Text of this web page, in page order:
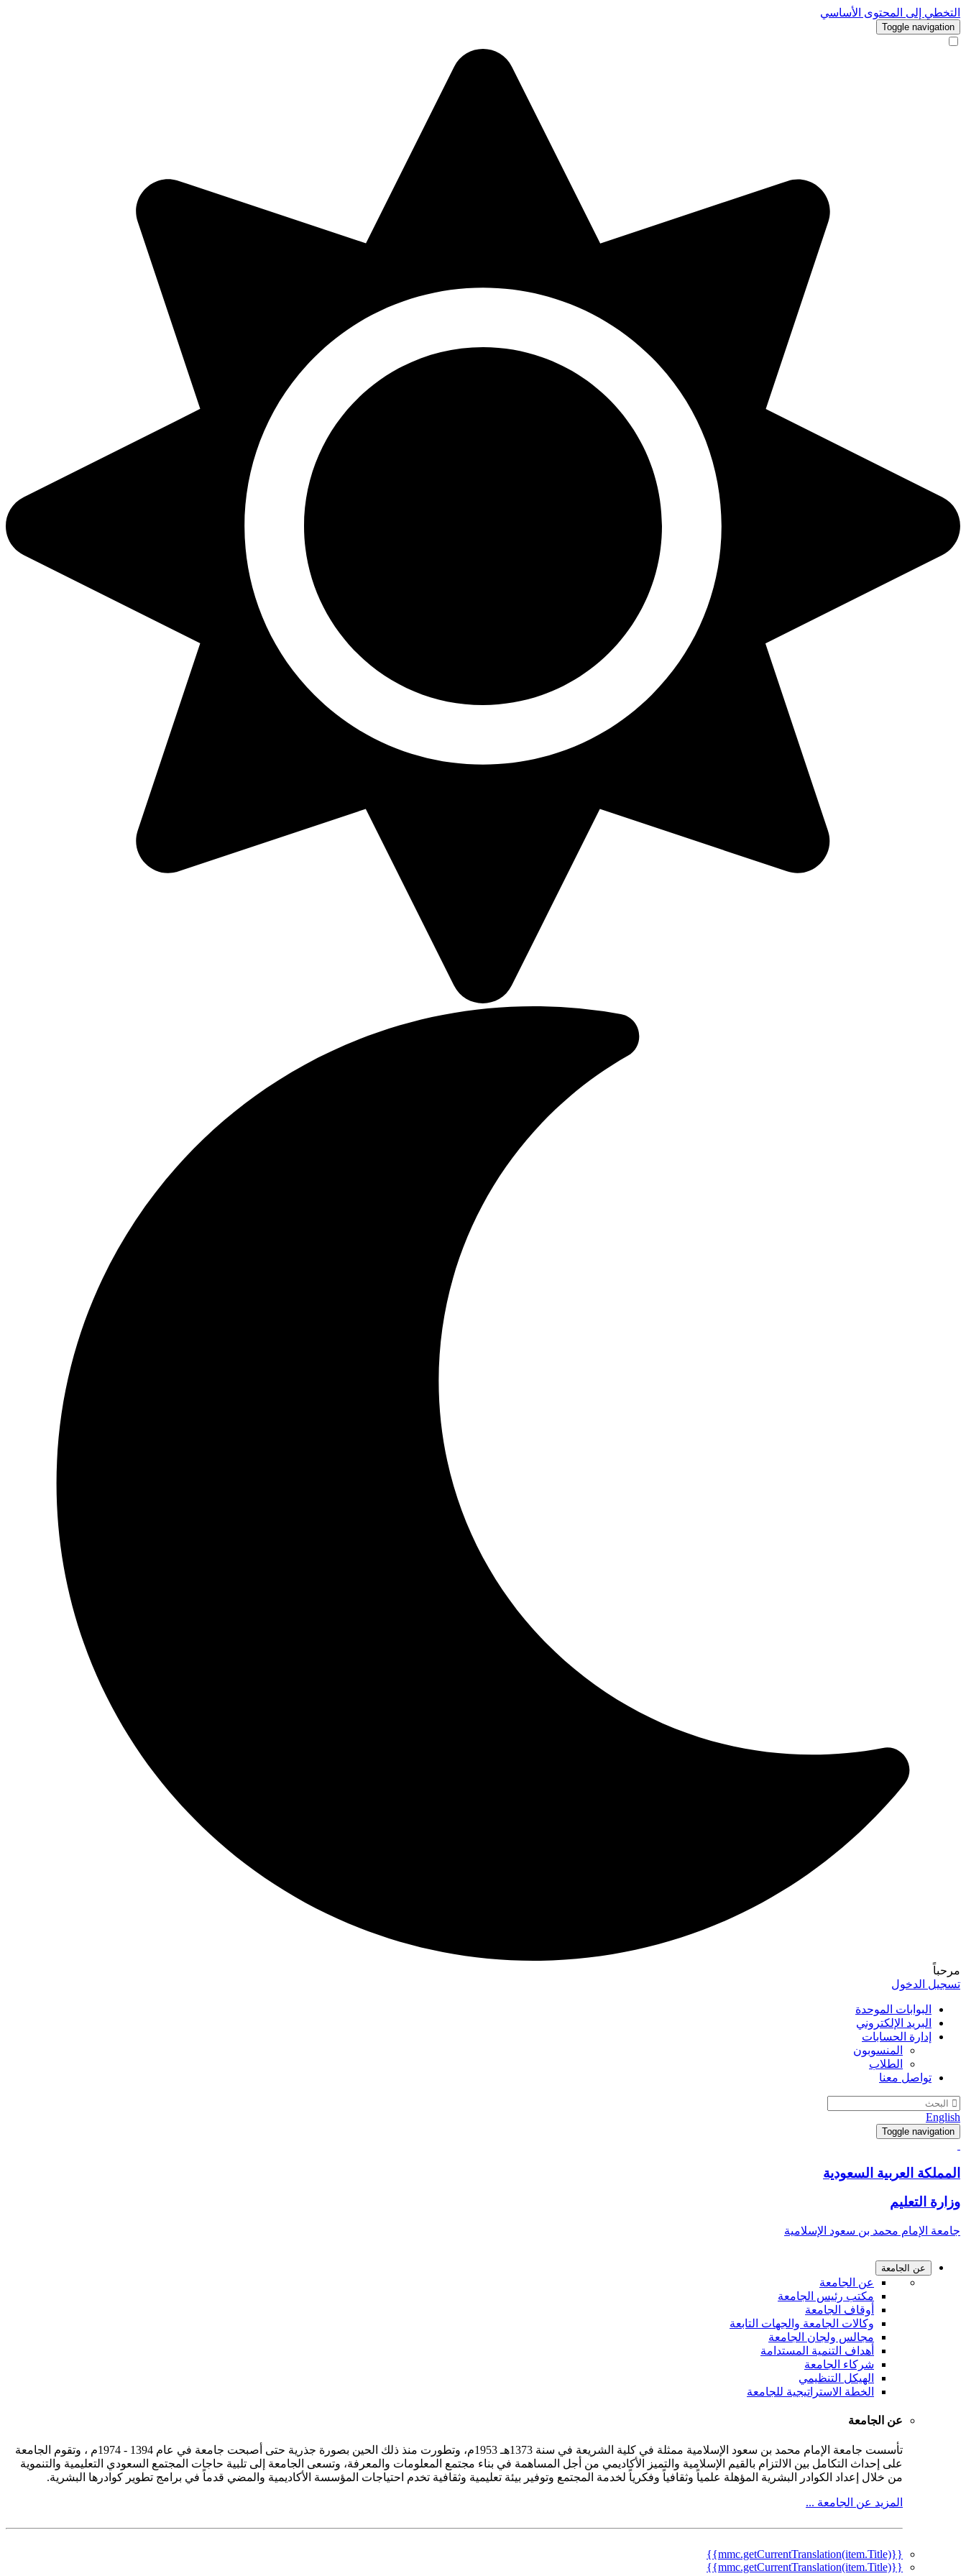
التخطي إلى المحتوى الأساسي
Toggle navigation
مرحباً
تسجيل الدخول
البوابات الموحدة
البريد الإلكتروني
إدارة الحسابات
المنسوبون
الطلاب
تواصل معنا
English
Toggle navigation
المملكة العربية السعودية
وزارة التعليم
جامعة الإمام محمد بن سعود الإسلامية
عن الجامعة
عن الجامعة
مكتب رئيس الجامعة
أوقاف الجامعة
وكالات الجامعة والجهات التابعة
مجالس ولجان الجامعة
أهداف التنمية المستدامة
شركاء الجامعة
الهيكل التنظيمي
الخطة الاستراتيجية للجامعة
عن الجامعة
تأسست جامعة الإمام محمد بن سعود الإسلامية ممثلة في كلية الشريعة في سنة 1373هـ 1953م، وتطورت منذ ذلك الحين بصورة جذرية حتى أصبحت جامعة في عام 1394 - 1974م ، وتقوم الجامعة
على إحداث التكامل بين الالتزام بالقيم الإسلامية والتميز الأكاديمي من أجل المساهمة في بناء مجتمع المعلومات والمعرفة، وتسعى الجامعة إلى تلبية حاجات المجتمع السعودي التعليمية والتنموية
من خلال إعداد الكوادر البشرية المؤهلة علمياً وثقافياً وفكرياً لخدمة المجتمع وتوفير بيئة تعليمية وثقافية تخدم احتياجات المؤسسة الأكاديمية والمضي قدماً في برامج تطوير كوادرها البشرية.
المزيد عن الجامعة ...
{{mmc.getCurrentTranslation(item.Title)}}
{{mmc.getCurrentTranslation(item.Title)}}